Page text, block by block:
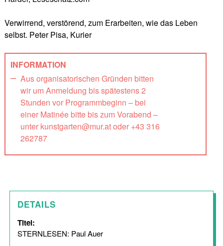
Verwirrend, verstörend, zum Erarbeiten, wie das Leben
selbst. Peter Pisa, Kurier
INFORMATION
Aus organisatorischen Gründen bitten
wir um Anmeldung bis spätestens 2
Stunden vor Programmbeginn – bei
einer Matinée bitte bis zum Vorabend –
unter kunstgarten@mur.at oder +43 316
262787
DETAILS
Titel:
STERNLESEN: Paul Auer